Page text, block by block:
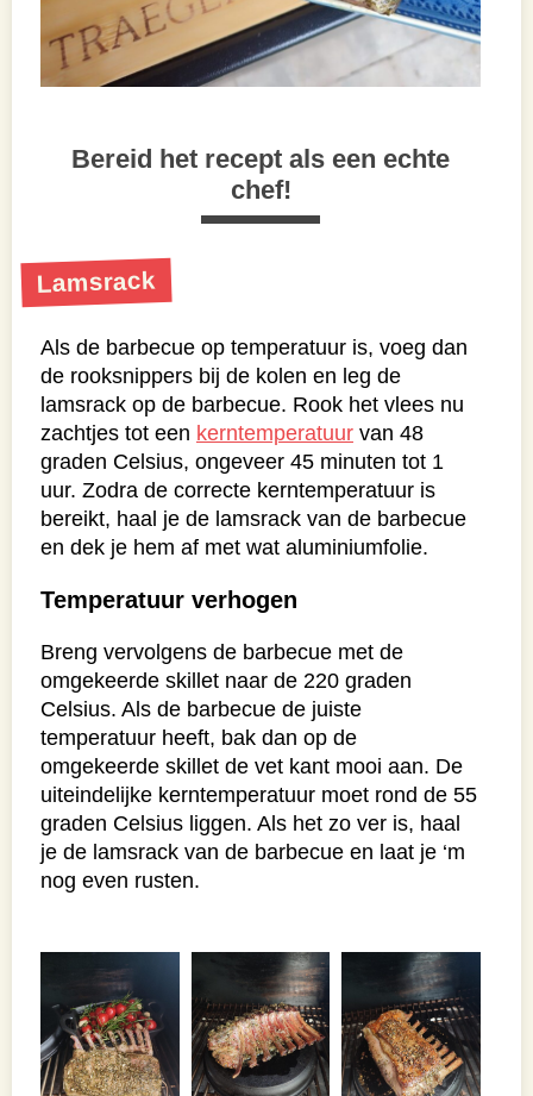
Bereid het recept als een echte
chef!
Lamsrack
Als de barbecue op temperatuur is, voeg dan
de rooksnippers bij de kolen en leg de
lamsrack op de barbecue. Rook het vlees nu
zachtjes tot een kerntemperatuur van 48
graden Celsius, ongeveer 45 minuten tot 1
uur. Zodra de correcte kerntemperatuur is
bereikt, haal je de lamsrack van de barbecue
en dek je hem af met wat aluminiumfolie.
Temperatuur verhogen
Breng vervolgens de barbecue met de
omgekeerde skillet naar de 220 graden
Celsius. Als de barbecue de juiste
temperatuur heeft, bak dan op de
omgekeerde skillet de vet kant mooi aan. De
uiteindelijke kerntemperatuur moet rond de 55
graden Celsius liggen. Als het zo ver is, haal
je de lamsrack van de barbecue en laat je ‘m
nog even rusten.